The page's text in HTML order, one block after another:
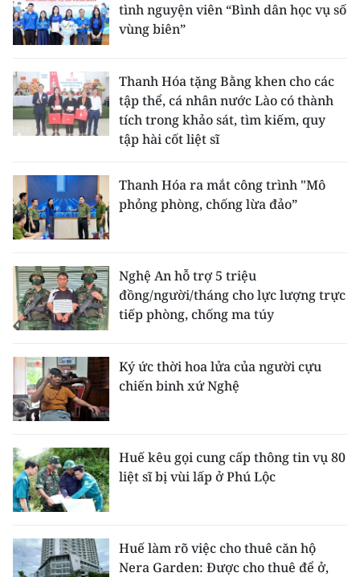
tình nguyện viên “Bình dân học vụ số
vùng biên”
Thanh Hóa tặng Bằng khen cho các
tập thể, cá nhân nước Lào có thành
tích trong khảo sát, tìm kiếm, quy
tập hài cốt liệt sĩ
Thanh Hóa ra mắt công trình "Mô
phỏng phòng, chống lừa đảo”
Nghệ An hỗ trợ 5 triệu
đồng/người/tháng cho lực lượng trực
tiếp phòng, chống ma túy
Ký ức thời hoa lửa của người cựu
chiến binh xứ Nghệ
Huế kêu gọi cung cấp thông tin vụ 80
liệt sĩ bị vùi lấp ở Phú Lộc
Huế làm rõ việc cho thuê căn hộ
Nera Garden: Được cho thuê để ở,